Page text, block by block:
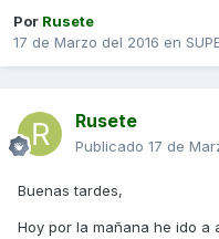
Por Rusete
17 de Marzo del 2016 en
Rusete
Publicado 17 de
Buenas tardes,
Hoy por la mañana he ido a